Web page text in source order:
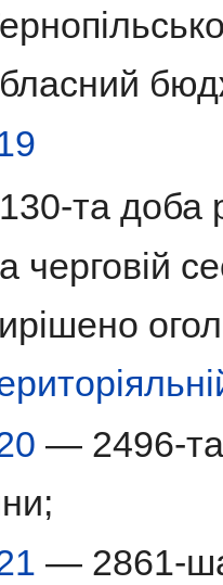
та доба
черговій
— 2496-та
— 2861-ша